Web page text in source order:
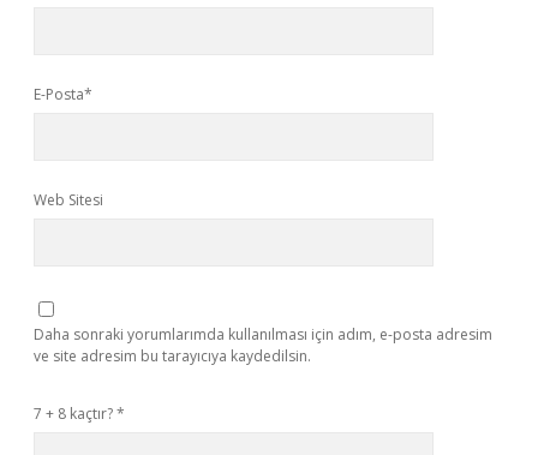
E-Posta*
Web Sitesi
Daha sonraki yorumlarımda kullanılması için adım, e-posta adresim
ve site adresim bu tarayıcıya kaydedilsin.
7 + 8 kaçtır?*